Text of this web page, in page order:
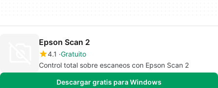
Epson Scan 2
4.1 Gratuito
Control total sobre escaneos con Epson Scan 2
Descargar gratis para Windows